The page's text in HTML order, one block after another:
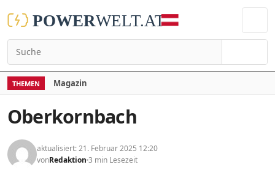
THEMEN Magazin
Oberkornbach
aktualisiert: 21. Februar 2025 12:20
vonRedaktion 3 min Lesezeit